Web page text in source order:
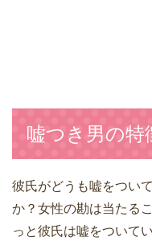
嘘つき男の特
彼氏がどうも嘘をつい
か？女性の勘は当たる
っと彼氏は嘘をついて